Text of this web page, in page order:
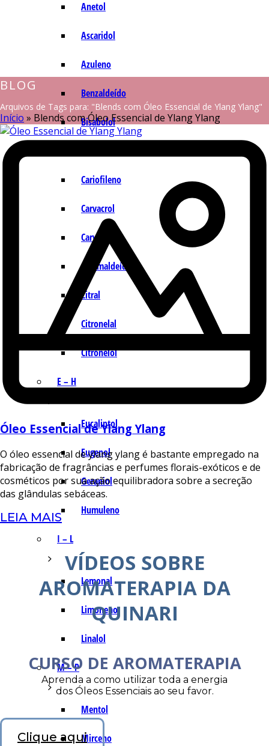
Anetol
Ascaridol
Azuleno
Benzaldeído
Bisabolol
Cariofileno
Carvacrol
Carvona
Cinamaldeído
Citral
Citronelal
Citronelol
E – H
Eucaliptol
Eugenol
Geraniol
Humuleno
I – L
Lemonal
Limoneno
Linalol
M – P
Mentol
Mirceno
BLOG
Arquivos de Tags para: "Blends com Óleo Essencial de Ylang Ylang"
Início » Blends com Óleo Essencial de Ylang Ylang
Óleo Essencial de Ylang Ylang
O óleo essencial de ylang ylang é bastante empregado na
fabricação de fragrâncias e perfumes florais-exóticos e de
cosméticos por sua ação equilibradora sobre a secreção
das glândulas sebáceas.
LEIA MAIS
VÍDEOS SOBRE
AROMATERAPIA DA
QUINARI
CURSO DE AROMATERAPIA
Aprenda a como utilizar toda a energia
dos Óleos Essenciais ao seu favor.
Clique aqui